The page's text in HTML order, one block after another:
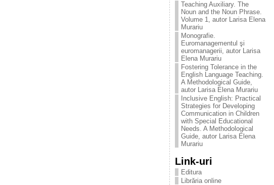
Teaching Auxiliary. The
Noun and the Noun Phrase.
Volume 1, autor Larisa Elena
Murariu
Monografie.
Euromanagementul şi
euromanagerii, autor Larisa
Elena Murariu
Fostering Tolerance in the
English Language Teaching.
A Methodological Guide,
autor Larisa Elena Murariu
Inclusive English: Practical
Strategies for Developing
Communication in Children
with Special Educational
Needs. A Methodological
Guide, autor Larisa Elena
Murariu
Link-uri
Editura
Librăria online